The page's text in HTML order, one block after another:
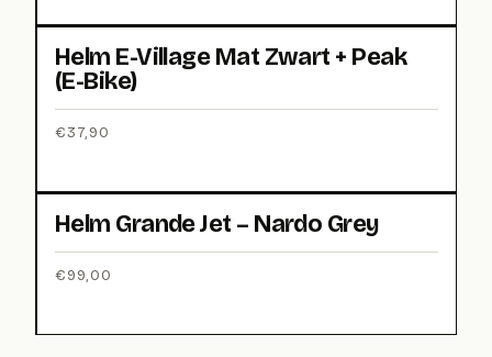
Helm E-Village Mat Zwart + Peak
(E-Bike)
€37,90
Helm Grande Jet – Nardo Grey
€99,00